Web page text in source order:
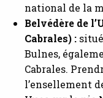
national de la
Belvédère de
Cabrales) :
Bulnes,
Cabrales.
l’ensellement